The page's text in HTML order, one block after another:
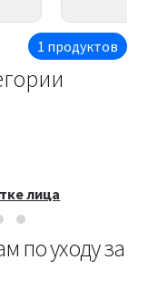
1 продуктов
лица
по уходу за